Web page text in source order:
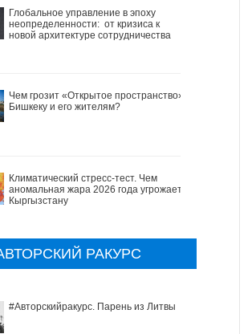
Глобальное управление в эпоху
неопределенности: от кризиса к
новой архитектуре сотрудничества
Чем грозит «Открытое пространство»
Бишкеку и его жителям?
Климатический стресс-тест. Чем
аномальная жара 2026 года угрожает
Кыргызстану
РАКУРС
#Авторскийракурс. Парень из Литвы